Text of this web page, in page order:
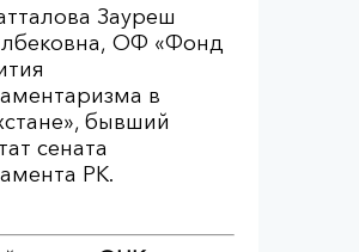
Зауреш
ОФ «Фонд
в
бывший
сената
РК.